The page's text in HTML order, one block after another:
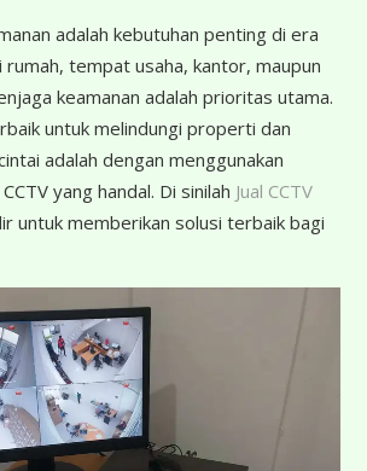
adalah kebutuhan penting di era
rumah, tempat usaha, kantor, maupun
keamanan adalah prioritas utama.
untuk melindungi properti dan
adalah dengan menggunakan
yang handal. Di sinilah Jual CCTV
untuk memberikan solusi terbaik bagi